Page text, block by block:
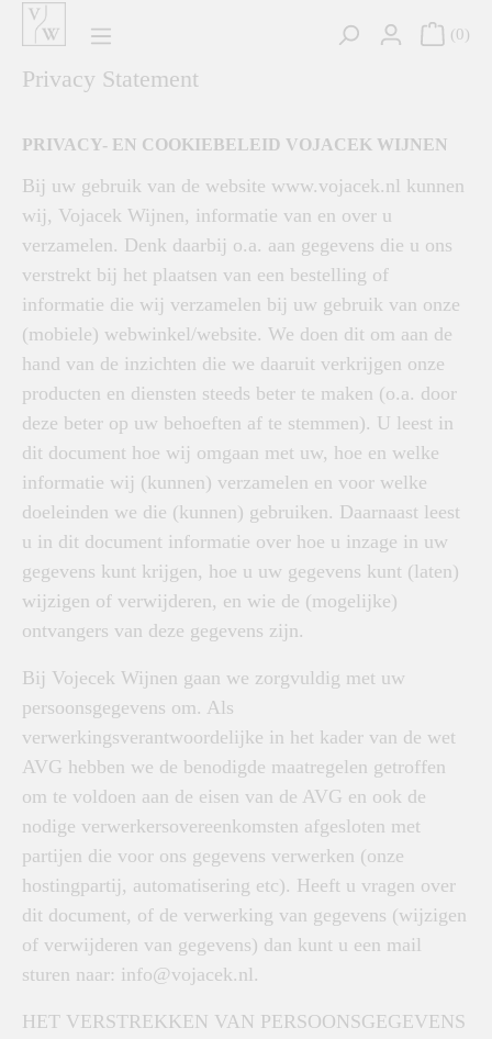
0
Privacy Statement
PRIVACY- EN COOKIEBELEID VOJACEK WIJNEN
Bij uw gebruik van de website www.vojacek.nl kunnen
wij, Vojacek Wijnen, informatie van en over u
verzamelen. Denk daarbij o.a. aan gegevens die u ons
verstrekt bij het plaatsen van een bestelling of
informatie die wij verzamelen bij uw gebruik van onze
(mobiele) webwinkel/website. We doen dit om aan de
hand van de inzichten die we daaruit verkrijgen onze
producten en diensten steeds beter te maken (o.a. door
deze beter op uw behoeften af te stemmen). U leest in
dit document hoe wij omgaan met uw, hoe en welke
informatie wij (kunnen) verzamelen en voor welke
doeleinden we die (kunnen) gebruiken. Daarnaast leest
u in dit document informatie over hoe u inzage in uw
gegevens kunt krijgen, hoe u uw gegevens kunt (laten)
wijzigen of verwijderen, en wie de (mogelijke)
ontvangers van deze gegevens zijn.
Bij Vojecek Wijnen gaan we zorgvuldig met uw
persoonsgegevens om. Als
verwerkingsverantwoordelijke in het kader van de wet
AVG hebben we de benodigde maatregelen getroffen
om te voldoen aan de eisen van de AVG en ook de
nodige verwerkersovereenkomsten afgesloten met
partijen die voor ons gegevens verwerken (onze
hostingpartij, automatisering etc). Heeft u vragen over
dit document, of de verwerking van gegevens (wijzigen
of verwijderen van gegevens) dan kunt u een mail
sturen naar: info@vojacek.nl.
HET VERSTREKKEN VAN PERSOONSGEGEVENS